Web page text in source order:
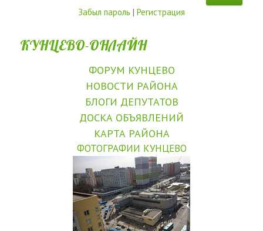
Забыл пароль | Регистрация
КУНЦЕВО-ОНЛАЙН
ФОРУМ КУНЦЕВО
НОВОСТИ РАЙОНА
БЛОГИ ДЕПУТАТОВ
ДОСКА ОБЪЯВЛЕНИЙ
КАРТА РАЙОНА
ФОТОГРАФИИ КУНЦЕВО